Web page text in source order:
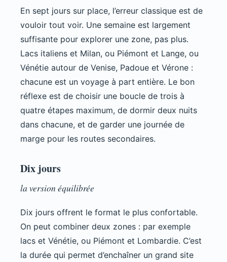
En sept jours sur place, l’erreur classique est de
vouloir tout voir. Une semaine est largement
suffisante pour explorer une zone, pas plus.
Lacs italiens et Milan, ou Piémont et Lange, ou
Vénétie autour de Venise, Padoue et Vérone :
chacune est un voyage à part entière. Le bon
réflexe est de choisir une boucle de trois à
quatre étapes maximum, de dormir deux nuits
dans chacune, et de garder une journée de
marge pour les routes secondaires.
Dix jours
la version équilibrée
Dix jours offrent le format le plus confortable.
On peut combiner deux zones : par exemple
lacs et Vénétie, ou Piémont et Lombardie. C’est
la durée qui permet d’enchaîner un grand site